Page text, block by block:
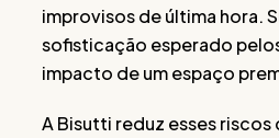
improvisos de última hora.
sofisticação esperado
impacto de um espaço
A Bisutti reduz esses riscos